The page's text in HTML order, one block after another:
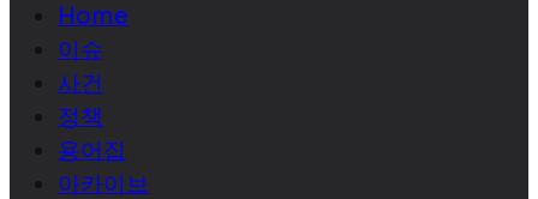
Home
이슈
사건
정책
용어집
아카이브